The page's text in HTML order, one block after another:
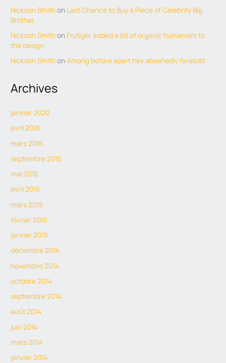
Nickson Smithon Last Chance to Buy a Piece of Celebrity Big
Brother.
Nickson Smithon Frutiger added a bit of organic humanism to
the design
Nickson SmithonAmong before apart hey abashedly foretold
Archives
janvier 2020
avril 2016
mars 2016
septembre 2015
mai 2015
avril 2015
mars 2015
février 2015
janvier 2015
décembre 2014
novembre 2014
octobre 2014
septembre 2014
août 2014
juin 2014
mars 2014
janvier 2014